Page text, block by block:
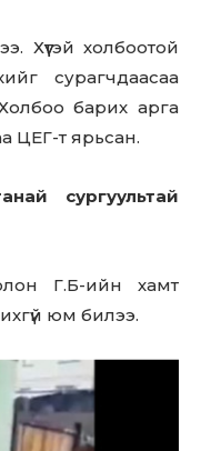
Хүүтэй холбоотой
сурагчдаасаа
барих арга
ЦЕГ-т ярьсан.
сургуультай
Г.Б-ийн хамт
юм билээ.